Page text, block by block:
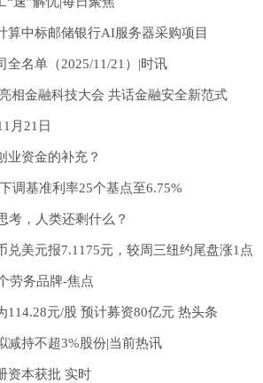
算中标邮储银行AI服务器采购项目
全名单（2025/11/21）|时讯
相金融科技大会 共话金融安全新范式
月21日
业资金的补充？
调基准利率25个基点至6.75%
考，人类还剩什么？
兑美元报7.1175元，较周三纽约尾盘涨1点
劳务品牌-焦点
114.28元/股 预计募资80亿元 热头条
减持不超3%股份|当前热讯
资本获批 实时